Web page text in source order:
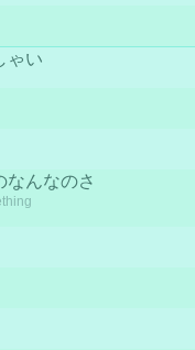
ゃい
なんなのさ